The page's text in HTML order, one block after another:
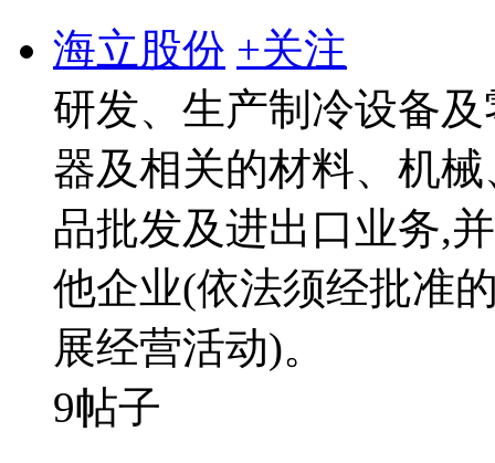
海立股份 +关注
研发、生产制冷设备
器及相关的材料、机
品批发及进出口业务,
他企业(依法须经批准
展经营活动)。
9帖子